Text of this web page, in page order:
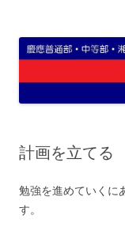
計画を立てる
勉強を進めていくに
す。